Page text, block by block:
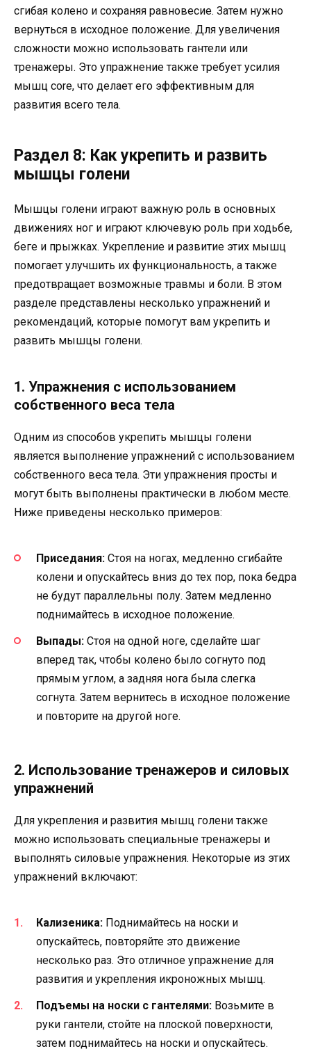
сгибая колено и сохраняя равновесие. Затем нужно
вернуться в исходное положение. Для увеличения
сложности можно использовать гантели или
тренажеры. Это упражнение также требует усилия
мышц core, что делает его эффективным для
развития всего тела.
Раздел 8: Как укрепить и развить
мышцы голени
Мышцы голени играют важную роль в основных
движениях ног и играют ключевую роль при ходьбе,
беге и прыжках. Укрепление и развитие этих мышц
помогает улучшить их функциональность, а также
предотвращает возможные травмы и боли. В этом
разделе представлены несколько упражнений и
рекомендаций, которые помогут вам укрепить и
развить мышцы голени.
1. Упражнения с использованием
собственного веса тела
Одним из способов укрепить мышцы голени
является выполнение упражнений с использованием
собственного веса тела. Эти упражнения просты и
могут быть выполнены практически в любом месте.
Ниже приведены несколько примеров:
Приседания: Стоя на ногах, медленно сгибайте
колени и опускайтесь вниз до тех пор, пока бедра
не будут параллельны полу. Затем медленно
поднимайтесь в исходное положение.
Выпады: Стоя на одной ноге, сделайте шаг
вперед так, чтобы колено было согнуто под
прямым углом, а задняя нога была слегка
согнута. Затем вернитесь в исходное положение
и повторите на другой ноге.
2. Использование тренажеров и силовых
упражнений
Для укрепления и развития мышц голени также
можно использовать специальные тренажеры и
выполнять силовые упражнения. Некоторые из этих
упражнений включают:
Кализеника: Поднимайтесь на носки и
опускайтесь, повторяйте это движение
несколько раз. Это отличное упражнение для
развития и укрепления икроножных мышц.
Подъемы на носки с гантелями: Возьмите в
руки гантели, стойте на плоской поверхности,
затем поднимайтесь на носки и опускайтесь.